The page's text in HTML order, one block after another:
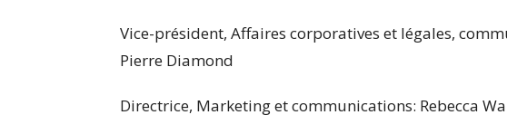
Vice-président, Affaires corporatives et légales,
Pierre Diamond
Directrice, Marketing et communications: Rebecca